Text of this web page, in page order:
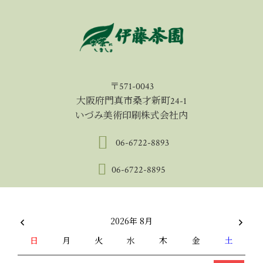
〒571-0043
大阪府門真市桑才新町24-1
いづみ美術印刷株式会社内
06-6722-8893
06-6722-8895
2026年 8月
日
月 火 水 木 金 土